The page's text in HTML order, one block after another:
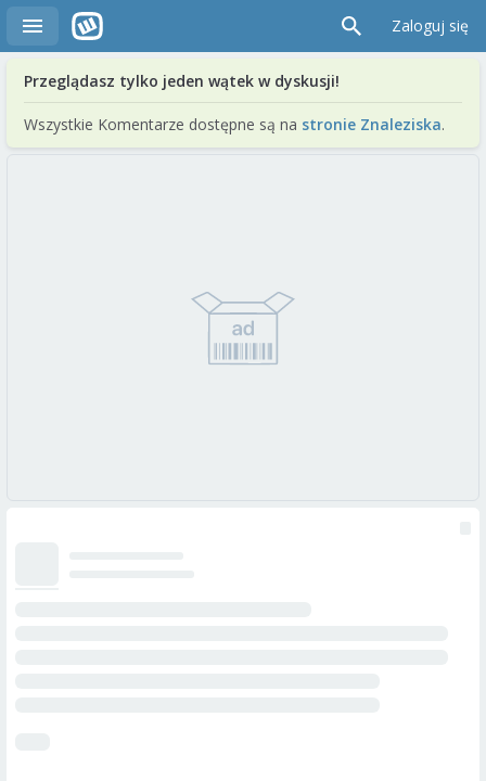
Zaloguj się
Przeglądasz tylko jeden wątek w dyskusji!
Wszystkie Komentarze dostępne są na stronie Znaleziska.